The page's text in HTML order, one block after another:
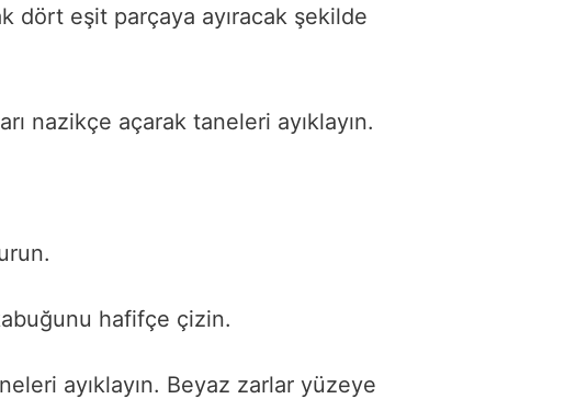
dört eşit parçaya ayıracak şekilde
nazikçe açarak taneleri ayıklayın.
hafifçe çizin.
ayıklayın. Beyaz zarlar yüzeye